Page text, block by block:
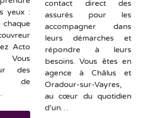
yeux :
chaque
Acto
des
de
contact direct des
assurés pour les
accompagner dans
leurs démarches et
répondre à leurs
besoins. Vous êtes en
agence à Châlus et
Oradour-sur-Vayres,
au cœur du quotidien
d’un…